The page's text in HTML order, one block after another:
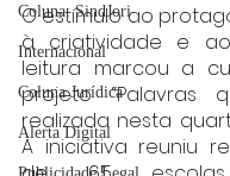
Coluna: SindJori
Internacional
Coluna Jurídica
Alerta Digital
O estímulo ao
à criatividade e
leitura marcou a
projeto “Palavras
realizada nesta
A iniciativa reuniu